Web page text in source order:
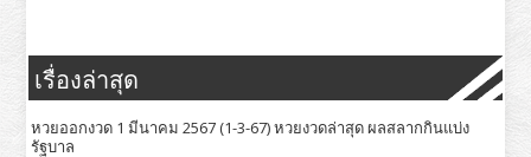
เรื่องล่าสุด
หวยออกงวด 1 มีนาคม 2567 (1-3-67) หวยงวดล่าสุด ผลสลากกินแบ่ง
รัฐบาล